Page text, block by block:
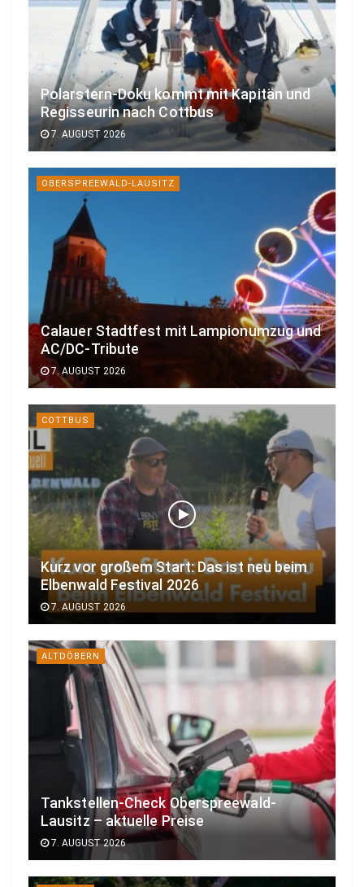
Polarstern-Doku kommt mit Kapitän und
Regisseurin nach Cottbus
7. AUGUST 2026
OBERSPREEWALD-LAUSITZ
Calauer Stadtfest mit Lampionumzug und
AC/DC-Tribute
7. AUGUST 2026
COTTBUS
Kurz vor großem Start: Das ist neu beim
Elbenwald Festival 2026
7. AUGUST 2026
ALTDÖBERN
Tankstellen-Check Oberspreewald-
Lausitz – aktuelle Preise
7. AUGUST 2026